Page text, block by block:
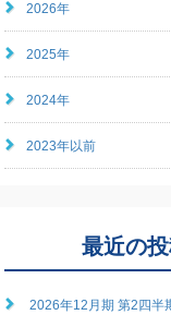
2026年
2025年
2024年
2023年以前
最近の
2026年12月期 第2四半